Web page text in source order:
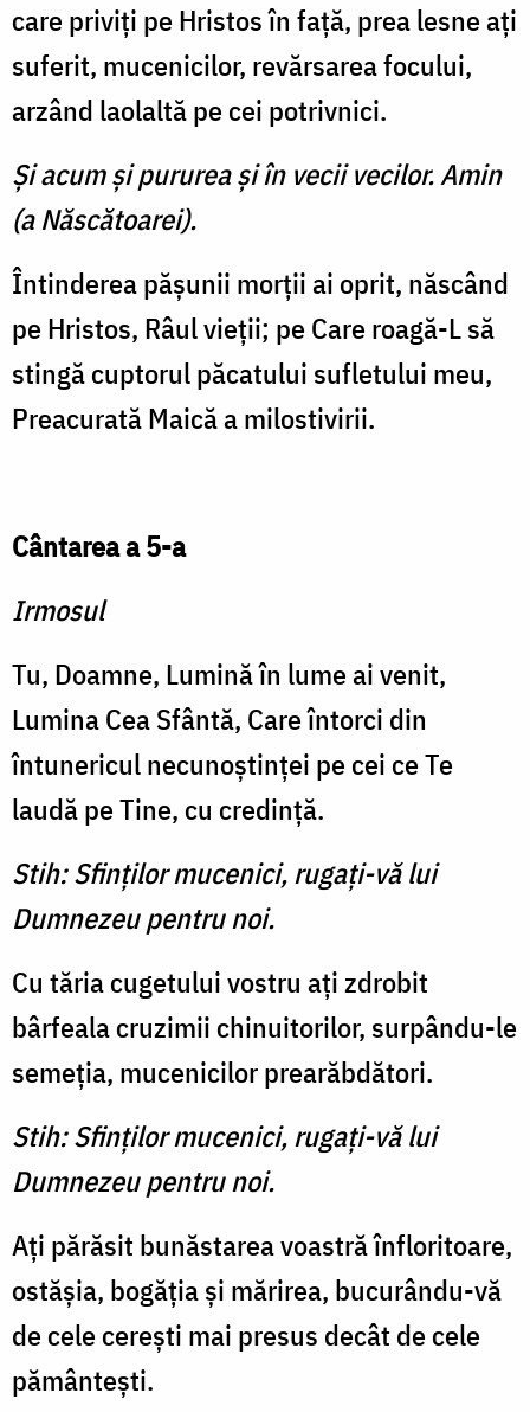
care priviţi pe Hristos în faţă, prea lesne aţi
suferit, mucenicilor, revărsarea focului,
arzând laolaltă pe cei potrivnici.
Şi acum şi pururea şi în vecii vecilor. Amin
(a Născătoarei).
Întinderea păşunii morţii ai oprit, născând
pe Hristos, Râul vieţii; pe Care roagă-L să
stin­gă cuptorul păcatului sufletului meu,
Preacurată Maică a mi­lostivirii.
Cântarea a 5-a
Irmosul
Tu, Doamne, Lumină în lume ai venit,
Lumina Cea Sfântă, Care întorci din
întunericul necunoştinţei pe cei ce Te
laudă pe Tine, cu credinţă.
Stih: Sfinţilor mucenici, rugaţi-vă lui
Dumnezeu pentru noi.
Cu tăria cugetului vostru aţi zdrobit
bârfeala cruzimii chi­nuitorilor, surpându-le
semeţia, mucenicilor prearăbdători.
Stih: Sfinţilor mucenici, rugaţi-vă lui
Dumnezeu pentru noi.
Aţi părăsit bunăstarea voas­tră înfloritoare,
ostăşia, bogăţia şi mărirea, bucurându-vă
de cele cereşti mai presus decât de cele
pământeşti.